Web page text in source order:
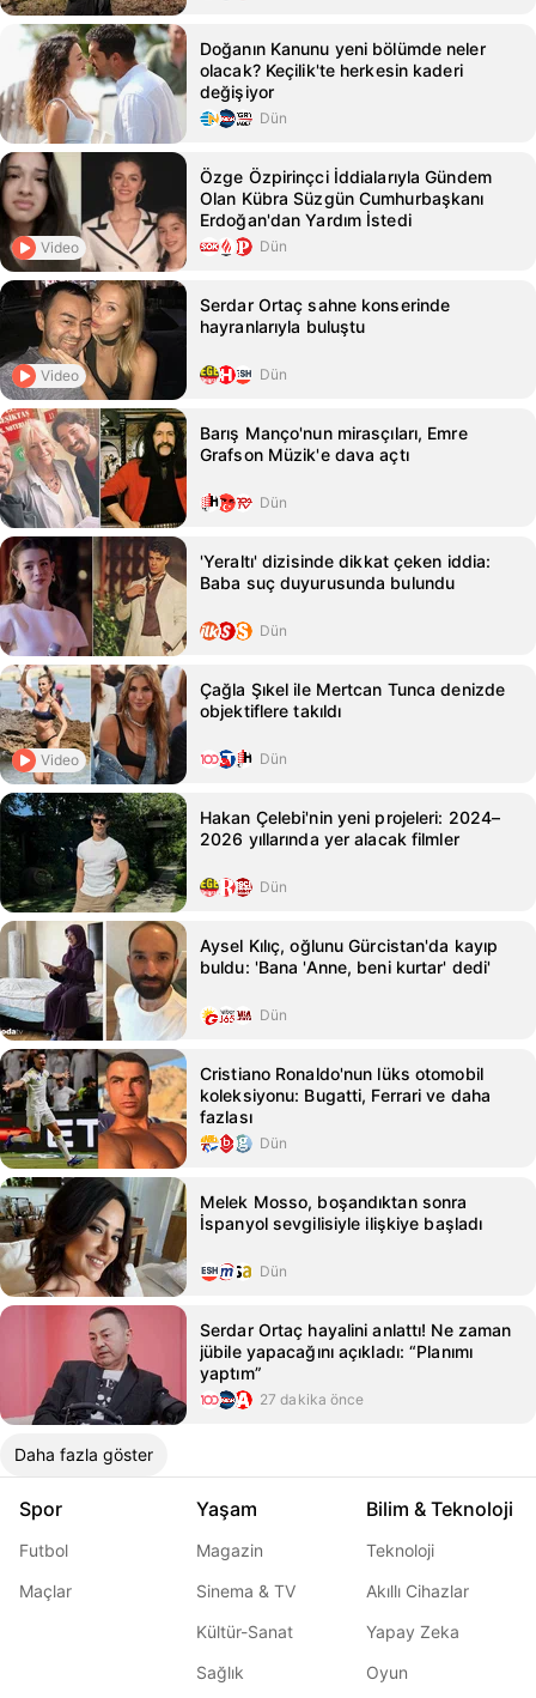
Doğanın Kanunu yeni bölümde neler
olacak? Keçilik'te herkesin kaderi
değişiyor
Dün
Video
Özge Özpirinçci İddialarıyla Gündem
Olan Kübra Süzgün Cumhurbaşkanı
Erdoğan'dan Yardım İstedi
Dün
Video
Serdar Ortaç sahne konserinde
hayranlarıyla buluştu
Dün
Barış Manço'nun mirasçıları, Emre
Grafson Müzik'e dava açtı
Dün
'Yeraltı' dizisinde dikkat çeken iddia:
Baba suç duyurusunda bulundu
Dün
Video
Çağla Şıkel ile Mertcan Tunca denizde
objektiflere takıldı
Dün
Hakan Çelebi'nin yeni projeleri: 2024–
2026 yıllarında yer alacak filmler
Dün
Aysel Kılıç, oğlunu Gürcistan'da kayıp
buldu: 'Bana 'Anne, beni kurtar' dedi'
Dün
Cristiano Ronaldo'nun lüks otomobil
koleksiyonu: Bugatti, Ferrari ve daha
fazlası
Dün
Melek Mosso, boşandıktan sonra
İspanyol sevgilisiyle ilişkiye başladı
Dün
Serdar Ortaç hayalini anlattı! Ne zaman
jübile yapacağını açıkladı: “Planımı
yaptım”
27 dakika önce
Daha fazla göster
Spor
Futbol
Maçlar
Yaşam
Magazin
Sinema & TV
Kültür-Sanat
Sağlık
Bilim & Teknoloji
Teknoloji
Akıllı Cihazlar
Yapay Zeka
Oyun